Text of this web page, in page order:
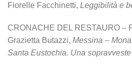
Fiorelle Facchinetti, Leggibilità e
CRONACHE DEL RESTAURO –
Grazietta Butazzi, Messina –
Santa Eustochia. Una